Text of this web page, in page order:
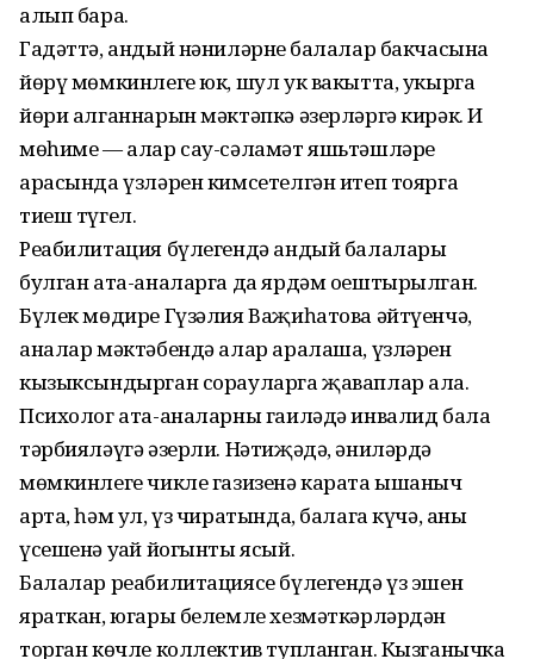
алып бара.
Гадәттә, андый нәниләрнең балалар бакчасына
йөрү мөмкинлеге юк, шул ук вакытта, укырга
йөри алганнарын мәктәпкә әзерләргә кирәк. Иң
мөһиме — алар сау-сәламәт яшь­тәшләре
арасында үзләрен кимсетелгән итеп тоярга
тиеш түгел.
Реабилитация бүлегендә андый балалары
булган ата-аналарга да ярдәм оештырылган.
Бүлек мөдире Гүзәлия Ваҗиһатова әйтүенчә,
аналар мәктәбендә алар аралаша, үзләрен
кызыксындырган сорауларга җаваплар ала.
Психолог ата-аналарны гаиләдә инвалид бала
тәрбияләүгә әзерли. Нәтиҗәдә, әниләрдә
мөмкинлеге чикле газизенә карата ышаныч
арта, һәм ул, үз чиратында, балага күчә, аның
үсешенә уңай йогынты ясый.
Балалар реабилитациясе бүлегендә үз эшен
яраткан, югары белемле хезмәткәрләрдән
торган көчле коллектив тупланган. Кызганычка